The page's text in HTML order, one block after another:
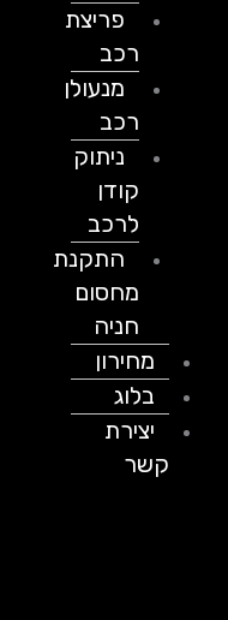
פריצת
מנעולן
ניתוק
לרכב
התקנת
מחסום
חניה
מחירון
בלוג
יצירת
קשר